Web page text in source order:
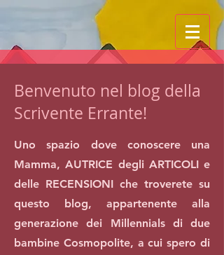
Benvenuto nel blog della
Scrivente Errante!
Uno spazio dove conoscere una
Mamma, AUTRICE degli ARTICOLI e
delle RECENSIONI che troverete su
questo blog, appartenente alla
generazione dei Millennials di due
bambine Cosmopolite, a cui spero di